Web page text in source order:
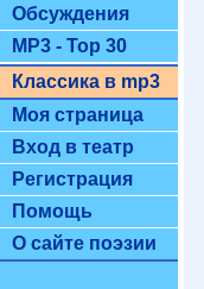
Обсуждения
MP3 - Top 30
Классика в mp3
Моя страница
Вход в театр
Регистрация
Помощь
О сайте поэзии